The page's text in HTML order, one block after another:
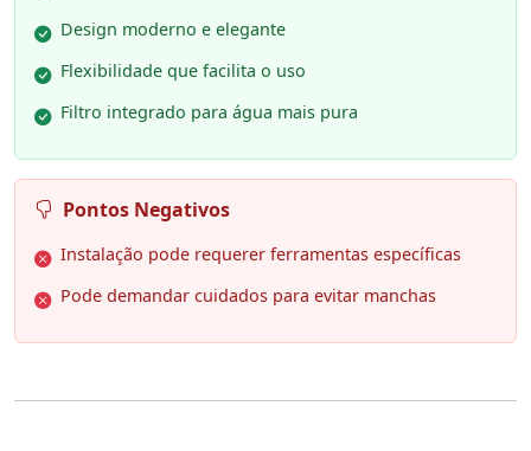
Design moderno e elegante
Flexibilidade que facilita o uso
Filtro integrado para água mais pura
Pontos Negativos
Instalação pode requerer ferramentas específicas
Pode demandar cuidados para evitar manchas